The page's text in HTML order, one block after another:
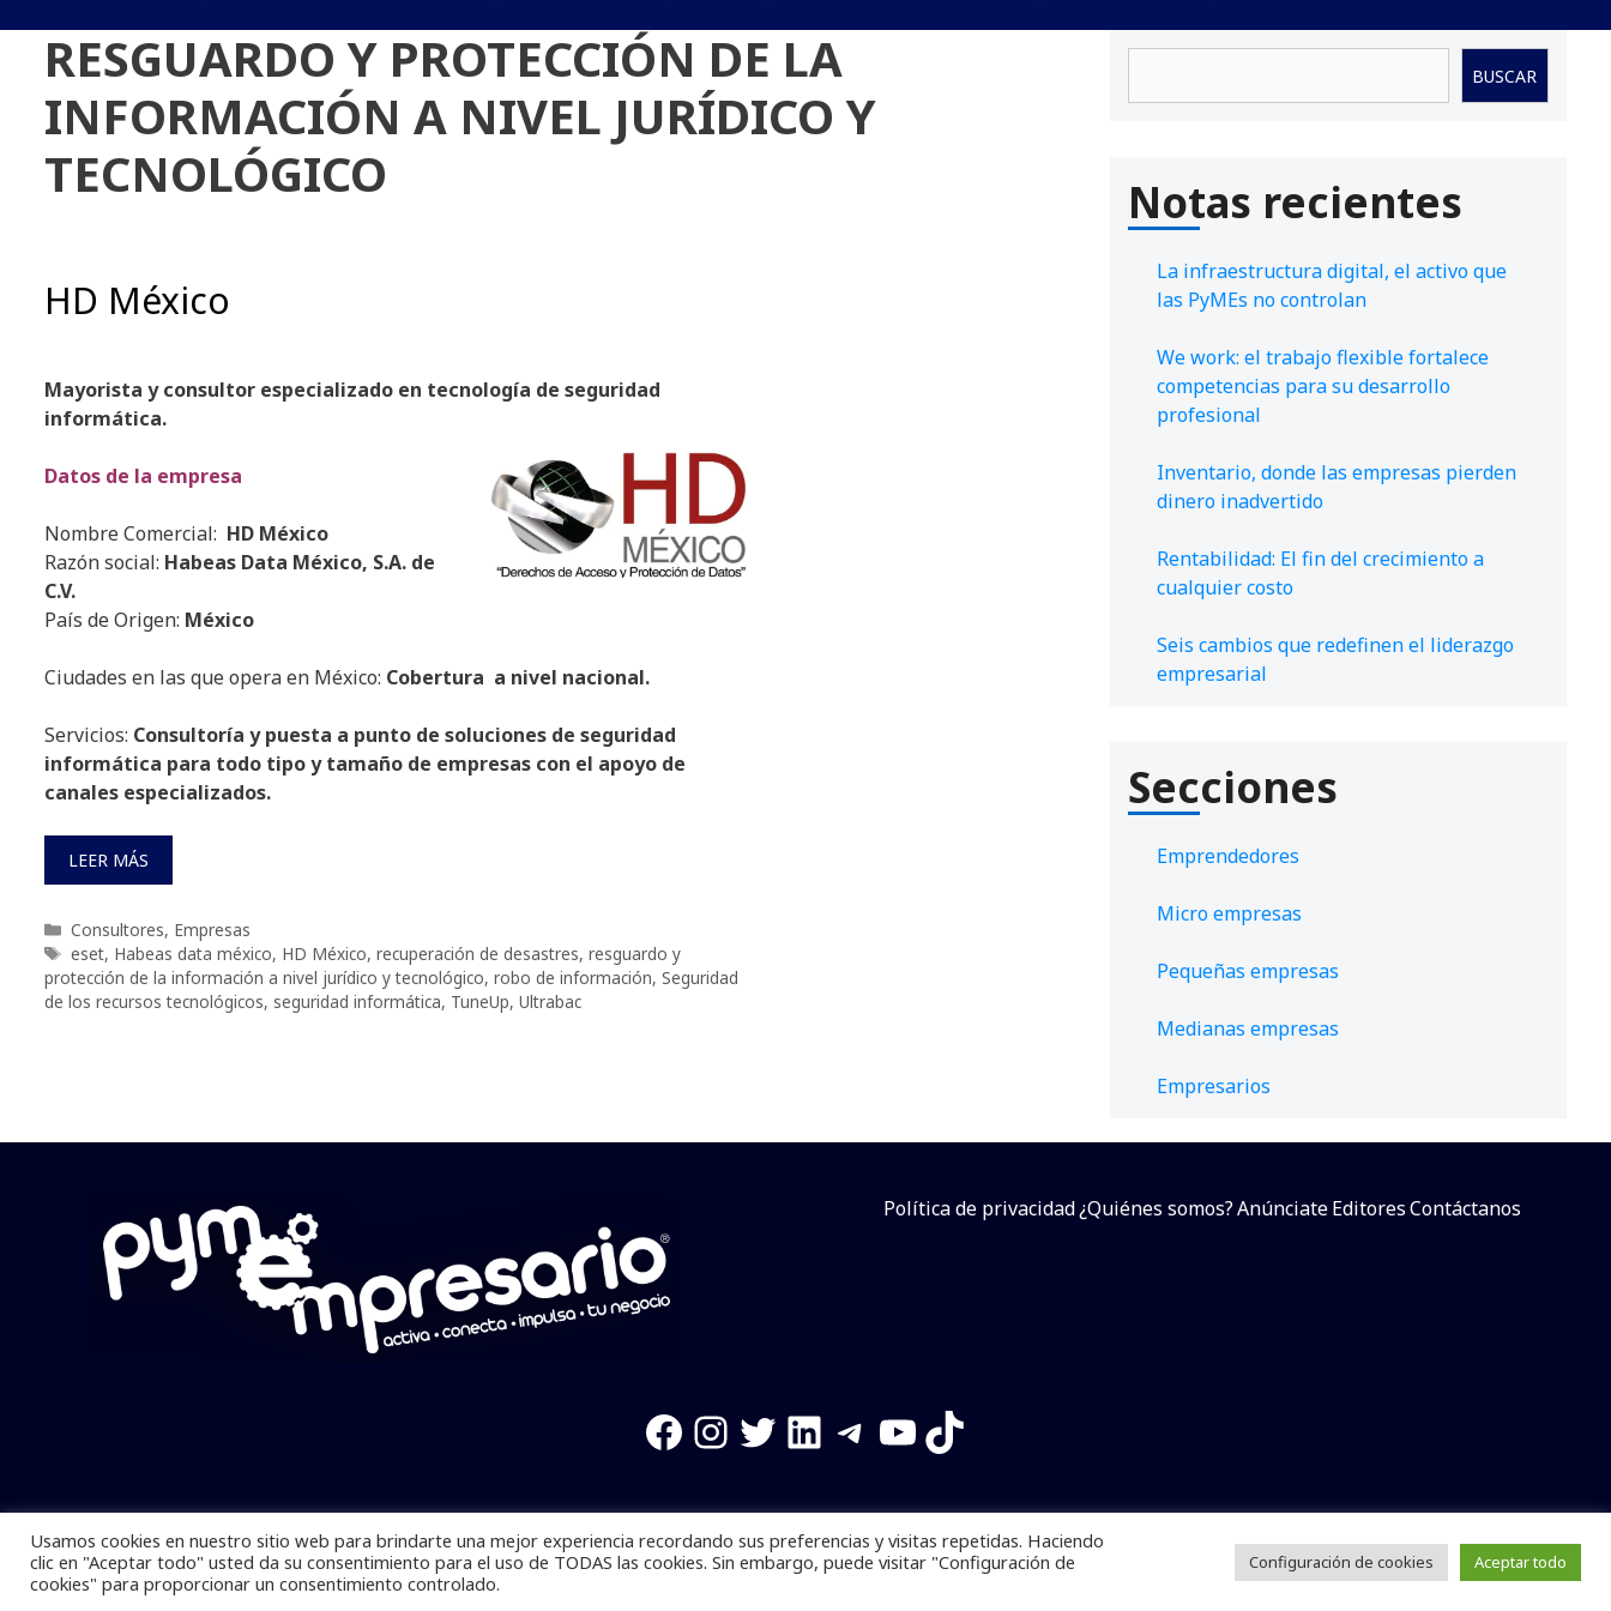
RESGUARDO Y PROTECCIÓN DE LA
INFORMACIÓN A NIVEL JURÍDICO Y
TECNOLÓGICO
HD México
Mayorista y consultor especializado en tecnología de seguridad
informática.
Datos de la empresa
Nombre Comercial: HD México
Razón social: Habeas Data México, S.A. de
C.V.
País de Origen: México
Ciudades en las que opera en México: Cobertura a nivel nacional.
Servicios: Consultoría y puesta a punto de soluciones de seguridad
informática para todo tipo y tamaño de empresas con el apoyo de
canales especializados.
LEER MÁS
Categorías
Consultores, Empresas
Etiquetas
eset, Habeas data méxico, HD México, recuperación de desastres, resguardo y
protección de la información a nivel jurídico y tecnológico, robo de información, Seguridad
de los recursos tecnológicos, seguridad informática, TuneUp, Ultrabac
BUSCAR
Notas recientes
La infraestructura digital, el activo que
las PyMEs no controlan
We work: el trabajo flexible fortalece
competencias para su desarrollo
profesional
Inventario, donde las empresas pierden
dinero inadvertido
Rentabilidad: El fin del crecimiento a
cualquier costo
Seis cambios que redefinen el liderazgo
empresarial
Secciones
Emprendedores
Micro empresas
Pequeñas empresas
Medianas empresas
Empresarios
Política de privacidad¿Quiénes somos?AnúnciateEditoresContáctanos
Facebook
Instagram
Twitter
LinkedIn
Telegram
YouTube
TikTok
Pymempresario © 2025 Todos los derechos reservados. Se prohibe el uso de la información total o parcial sin dar referencia a la fuente.
Desarrollado poryalla ya!
Usamos cookies en nuestro sitio web para brindarte una mejor experiencia recordando sus preferencias y visitas repetidas. Haciendo
clic en "Aceptar todo" usted da su consentimiento para el uso de TODAS las cookies. Sin embargo, puede visitar "Configuración de
cookies" para proporcionar un consentimiento controlado.
Configuración de cookies Aceptar todo